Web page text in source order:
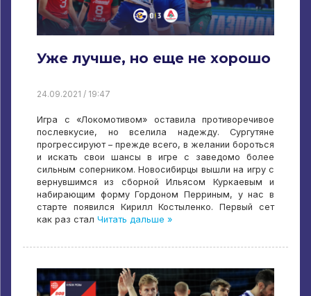
Уже лучше, но еще не хорошо
24.09.2021 / 19:47
Игра с «Локомотивом» оставила противоречивое
послевкусие, но вселила надежду. Сургутяне
прогрессируют – прежде всего, в желании бороться
и искать свои шансы в игре с заведомо более
сильным соперником. Новосибирцы вышли на игру с
вернувшимся из сборной Ильясом Куркаевым и
набирающим форму Гордоном Перриным, у нас в
старте появился Кирилл Костыленко. Первый сет
как раз стал Читать дальше »